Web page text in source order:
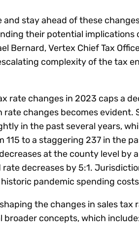
and stay ahead of these
their potential implications
Bernard, Vertex Chief Tax
complexity of the tax
rate changes in 2023 caps a
changes becomes evident.
in the past several years,
to a staggering 237 in the
at the county level by
decreases by 5:1.
pandemic spending
the changes in sales tax
broader concepts, which